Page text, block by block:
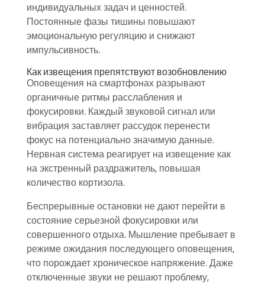
индивидуальных задач и ценностей.
Постоянные фазы тишины повышают
эмоциональную регуляцию и снижают
импульсивность.
Как извещения препятствуют возобновлению
Оповещения на смартфонах разрывают
органичные ритмы расслабления и
фокусировки. Каждый звуковой сигнал или
вибрация заставляет рассудок перенести
фокус на потенциально значимую данные.
Нервная система реагирует на извещение как
на экстренный раздражитель, повышая
количество кортизола.
Беспрерывные остановки не дают перейти в
состояние серьезной фокусировки или
совершенного отдыха. Мышление пребывает в
режиме ожидания последующего оповещения,
что порождает хроническое напряжение. Даже
отключенные звуки не решают проблему,